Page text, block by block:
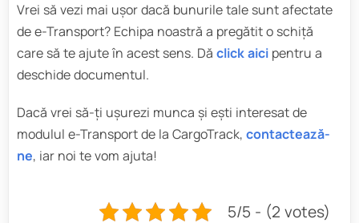
Vrei să vezi mai ușor dacă bunurile tale sunt afectate
de e-Transport? Echipa noastră a pregătit o schiță
care să te ajute în acest sens. Dă click aici pentru a
deschide documentul.
Dacă vrei să-ți ușurezi munca și ești interesat de
modulul e-Transport de la CargoTrack, contactează-
ne, iar noi te vom ajuta!
5/5 - (2 votes)